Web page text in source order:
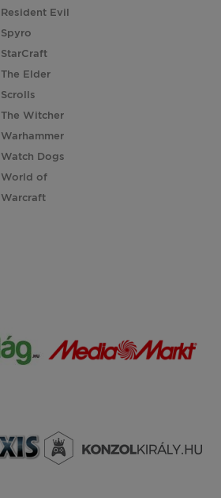
Resident Evil
Spyro
StarCraft
The Elder
Scrolls
The Witcher
Warhammer
Watch Dogs
World of
Warcraft